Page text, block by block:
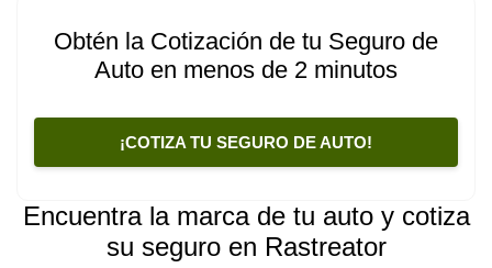
Obtén la Cotización de tu Seguro de
Auto en menos de 2 minutos
¡COTIZA TU SEGURO DE AUTO!
Encuentra la marca de tu auto y cotiza
su seguro en Rastreator